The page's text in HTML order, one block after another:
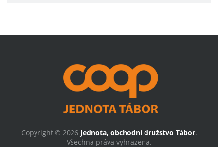
Copyright © 2026 Jednota, obchodní družstvo Tábor.
Všechna práva vyhrazena.